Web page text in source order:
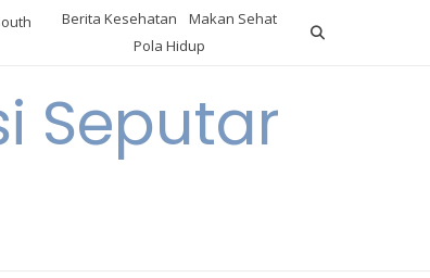
Berita Kesehatan
Makan Sehat
Pola Hidup
Seputar